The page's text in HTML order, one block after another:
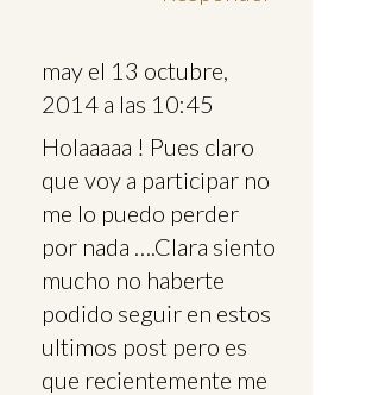
may el 13 octubre,
2014 a las 10:45
Holaaaaa ! Pues claro
que voy a participar no
me lo puedo perder
por nada ….Clara siento
mucho no haberte
podido seguir en estos
ultimos post pero es
que recientemente me